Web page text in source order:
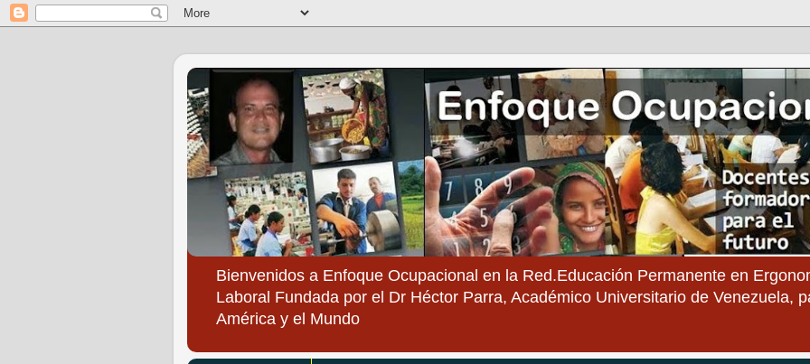
Bienvenidos a Enfoque Ocupacional en la Red.Educación Permanente en
Laboral Fundada por el Dr Héctor Parra, Académico Universitario de Venezuela,
América y el Mundo